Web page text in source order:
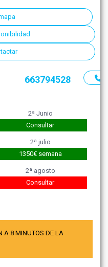
663794528
2ª Junio
Consultar
2ª julio
1350€ semana
2ª agosto
Consultar
A 8 MINUTOS DE LA